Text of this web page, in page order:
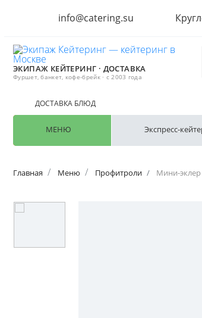
info@catering.su
ЭКИПАЖ КЕЙТЕРИНГ · ДОСТАВКА
Фуршет, банкет, кофе-брейк · с 2003 года
ДОСТАВКА БЛЮД
МЕНЮ Экспресс-
Главная Меню Профитроли Мини-